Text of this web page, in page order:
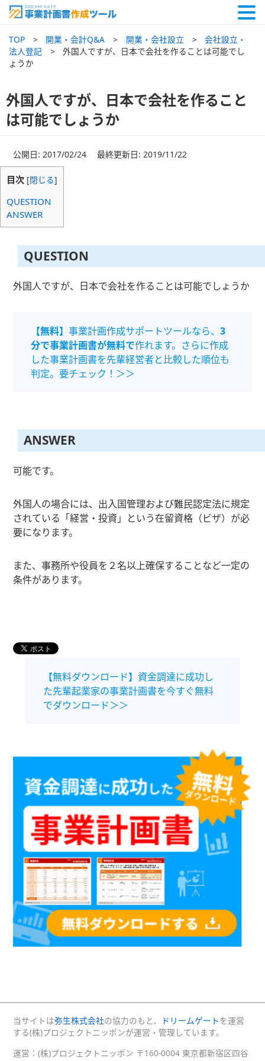
TOP 開業・会計Q&A 開業・会社設立
会社設立・
法人登記
外国人ですが、日本で会社を作ることは可能でし
ょうか
外国人ですが、日本で会社を作ること
は可能でしょうか
公開日: 2017/02/24 最終更新日: 2019/11/22
目次 [閉じる]
QUESTION
ANSWER
QUESTION
外国人ですが、日本で会社を作ることは可能でしょうか
【無料】事業計画作成サポートツールなら、3
分で事業計画書が無料で作れます。さらに作成
した事業計画書を先輩経営者と比較した順位も
判定。要チェック！＞＞
ANSWER
可能です。
外国人の場合には、出入国管理および難民認定法に規定
されている「経営・投資」という在留資格（ビザ）が必
要になります。
また、事務所や役員を２名以上確保することなど一定の
条件があります。
【無料ダウンロード】資金調達に成功し
た先輩起業家の事業計画書を今すぐ無料
でダウンロード＞＞
当サイトは弥生株式会社の協力のもと、 ドリームゲートを運営
する(株)プロジェクトニッポンが運営・管理しています。
運営：(株)プロジェクトニッポン 〒160-0004 東京都新宿区四谷